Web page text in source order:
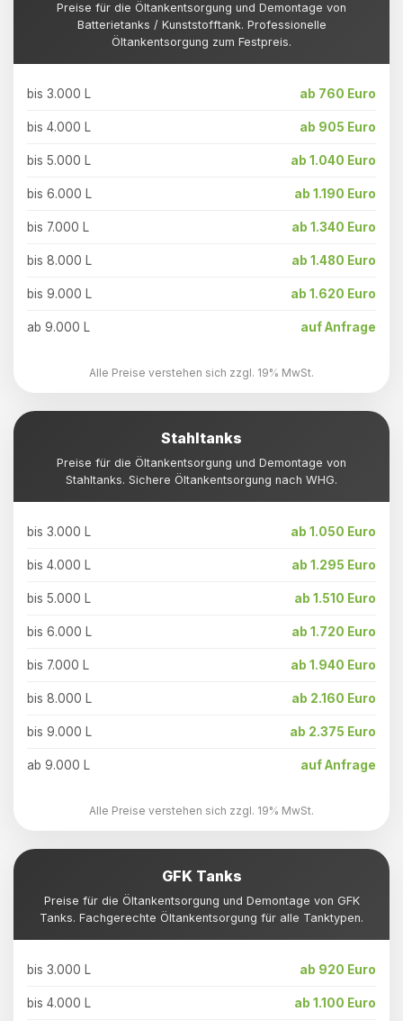
Preise für die Öltankentsorgung und Demontage von
Batterietanks / Kunststofftank. Professionelle
Öltankentsorgung zum Festpreis.
bis 3.000 L ab 760 Euro
bis 4.000 L ab 905 Euro
bis 5.000 L ab 1.040 Euro
bis 6.000 L ab 1.190 Euro
bis 7.000 L ab 1.340 Euro
bis 8.000 L ab 1.480 Euro
bis 9.000 L ab 1.620 Euro
ab 9.000 L auf Anfrage
Alle Preise verstehen sich zzgl. 19% MwSt.
Stahltanks
Preise für die Öltankentsorgung und Demontage von
Stahltanks. Sichere Öltankentsorgung nach WHG.
bis 3.000 L ab 1.050 Euro
bis 4.000 L ab 1.295 Euro
bis 5.000 L ab 1.510 Euro
bis 6.000 L ab 1.720 Euro
bis 7.000 L ab 1.940 Euro
bis 8.000 L ab 2.160 Euro
bis 9.000 L ab 2.375 Euro
ab 9.000 L auf Anfrage
Alle Preise verstehen sich zzgl. 19% MwSt.
GFK Tanks
Preise für die Öltankentsorgung und Demontage von GFK
Tanks. Fachgerechte Öltankentsorgung für alle Tanktypen.
bis 3.000 L ab 920 Euro
bis 4.000 L ab 1.100 Euro